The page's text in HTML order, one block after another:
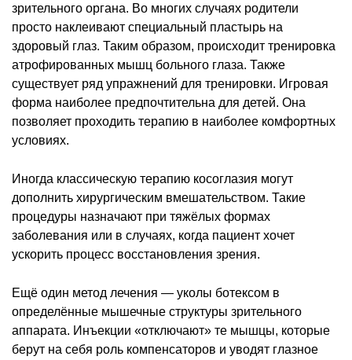
зрительного органа. Во многих случаях родители
просто наклеивают специальный пластырь на
здоровый глаз. Таким образом, происходит тренировка
атрофированных мышц больного глаза. Также
существует ряд упражнений для тренировки. Игровая
форма наиболее предпочтительна для детей. Она
позволяет проходить терапию в наиболее комфортных
условиях.
Иногда классическую терапию косоглазия могут
дополнить хирургическим вмешательством. Такие
процедуры назначают при тяжёлых формах
заболевания или в случаях, когда пациент хочет
ускорить процесс восстановления зрения.
Ещё один метод лечения — уколы ботексом в
определённые мышечные структуры зрительного
аппарата. Инъекции «отключают» те мышцы, которые
берут на себя роль компенсаторов и уводят глазное